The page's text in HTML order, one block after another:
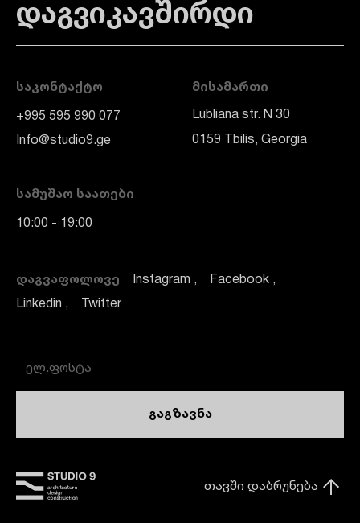
დაგვიკავშირდი
ᲡᲐᲙᲝᲜᲢᲐᲥᲢᲝ
+995 595 990 077
Info@studio9.ge
ᲛᲘᲡᲐᲛᲐᲠᲗᲘ
Lubliana str. N 30
0159 Tbilis, Georgia
ᲓᲐᲒᲕᲐᲤᲝᲚᲝᲕᲔ Instagram Facebook
Linkedin Twitter
ᲡᲐᲛᲣᲨᲐᲝ ᲡᲐᲐᲗᲔᲑᲘ
10:00 - 19:00
თავში დაბრუნება
გაგზავნა